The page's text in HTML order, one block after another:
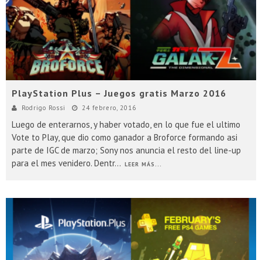
PlayStation Plus – Juegos gratis Marzo 2016
Rodrigo Rossi 24 febrero, 2016
Luego de enterarnos, y haber votado, en lo que fue el ultimo
Vote to Play, que dio como ganador a Broforce formando asi
parte de IGC de marzo; Sony nos anuncia el resto del line-up
para el mes venidero. Dentr... LEER MÁS...